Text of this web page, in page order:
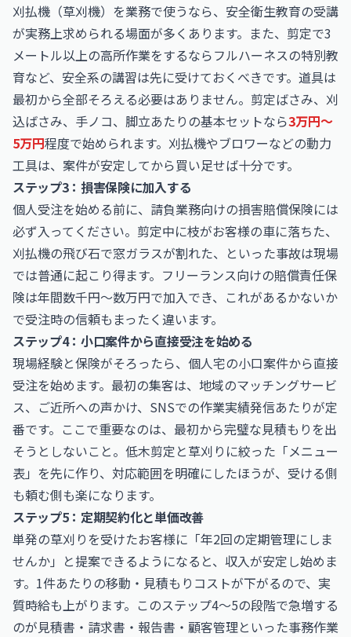
刈払機（草刈機）を業務で使うなら、安全衛生教育の受講
が実務上求められる場面が多くあります。また、剪定で3
メートル以上の高所作業をするならフルハーネスの特別教
育など、安全系の講習は先に受けておくべきです。道具は
最初から全部そろえる必要はありません。剪定ばさみ、刈
込ばさみ、手ノコ、脚立あたりの基本セットなら3万円〜
5万円程度で始められます。刈払機やブロワーなどの動力
工具は、案件が安定してから買い足せば十分です。
ステップ3：損害保険に加入する
個人受注を始める前に、請負業務向けの損害賠償保険には
必ず入ってください。剪定中に枝がお客様の車に落ちた、
刈払機の飛び石で窓ガラスが割れた、といった事故は現場
では普通に起こり得ます。フリーランス向けの賠償責任保
険は年間数千円〜数万円で加入でき、これがあるかないか
で受注時の信頼もまったく違います。
ステップ4：小口案件から直接受注を始める
現場経験と保険がそろったら、個人宅の小口案件から直接
受注を始めます。最初の集客は、地域のマッチングサービ
ス、ご近所への声かけ、SNSでの作業実績発信あたりが定
番です。ここで重要なのは、最初から完璧な見積もりを出
そうとしないこと。低木剪定と草刈りに絞った「メニュー
表」を先に作り、対応範囲を明確にしたほうが、受ける側
も頼む側も楽になります。
ステップ5：定期契約化と単価改善
単発の草刈りを受けたお客様に「年2回の定期管理にしま
せんか」と提案できるようになると、収入が安定し始めま
す。1件あたりの移動・見積もりコストが下がるので、実
質時給も上がります。このステップ4〜5の段階で急増する
のが見積書・請求書・報告書・顧客管理といった事務作業